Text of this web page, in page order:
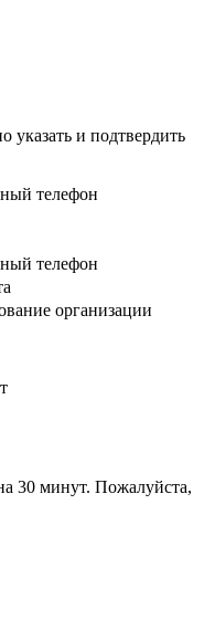
указать и подтвердить
телефон
телефон
организации
30 минут. Пожалуйста,